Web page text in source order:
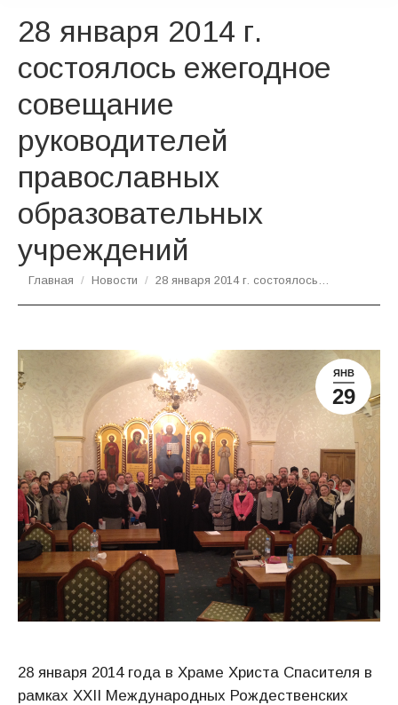
28 января 2014 г.
состоялось ежегодное
совещание
руководителей
православных
образовательных
учреждений
Вы здесь:
Главная Новости 28 января 2014 г. состоялось…
ЯНВ
29
28 января 2014 года в Храме Христа Спасителя в
рамках ХХII Международных Рождественских